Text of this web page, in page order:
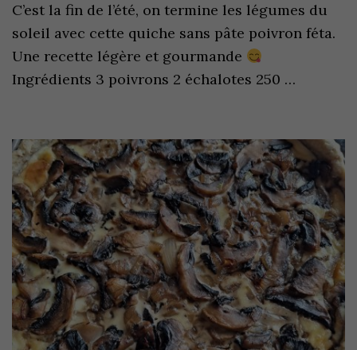
C’est la fin de l’été, on termine les légumes du
soleil avec cette quiche sans pâte poivron féta.
Une recette légère et gourmande
Ingrédients 3 poivrons 2 échalotes 250 …